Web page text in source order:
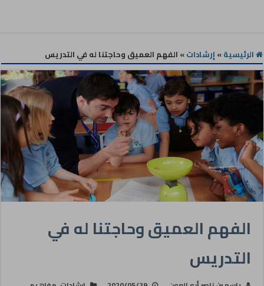
الرئيسية» إرشادات» الفهم العميق وحاجتنا له في التدريس
الفهم العميق وحاجتنا له في
التدريس